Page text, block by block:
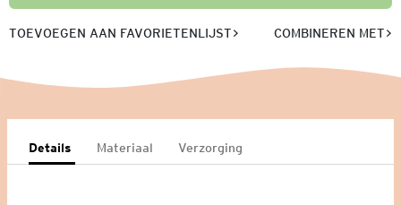
TOEVOEGEN AAN FAVORIETENLIJST COMBINEREN MET
Details Materiaal Verzorging